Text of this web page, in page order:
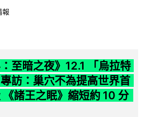
報
：至暗之夜》12.1 「烏拉特
訪：巢穴不為提高世界首
諸王之眠》縮短約 10 分